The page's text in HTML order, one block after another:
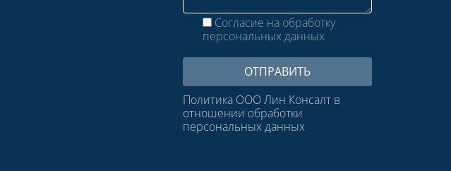
Согласие на обработку
персональных данных
Политика ООО Лин Консалт в
отношении обработки
персональных данных